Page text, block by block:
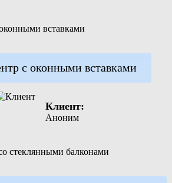
с оконными вставками
Клиент:
Аноним